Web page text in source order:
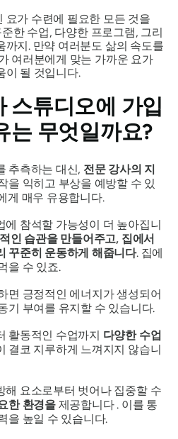
요가 수련에 필요한 모든 것을
한 수업, 다양한 프로그램, 그리
까지. 만약 여러분도 삶의 속도를
여러분에게 맞는 가까운 요가
이 될 것입니다.
스튜디오에 가입
는 무엇일까요?
추측하는 대신, 전문 강사의 지
을 익히고 부상을 예방할 수 있
게 매우 유용합니다.
에 참석할 가능성이 더 높아집니
인 습관을 만들어주고, 집에서
꾸준히 운동하게 해줍니다. 집에
을 수 있죠.
면 긍정적인 에너지가 생성되어
기 부여를 유지할 수 있습니다.
활동적인 수업까지 다양한 수업
결코 지루하게 느껴지지 않습니
해 요소로부터 벗어나 집중할 수
한 환경을제공합니다 . 이를 통
을 높일 수 있습니다.